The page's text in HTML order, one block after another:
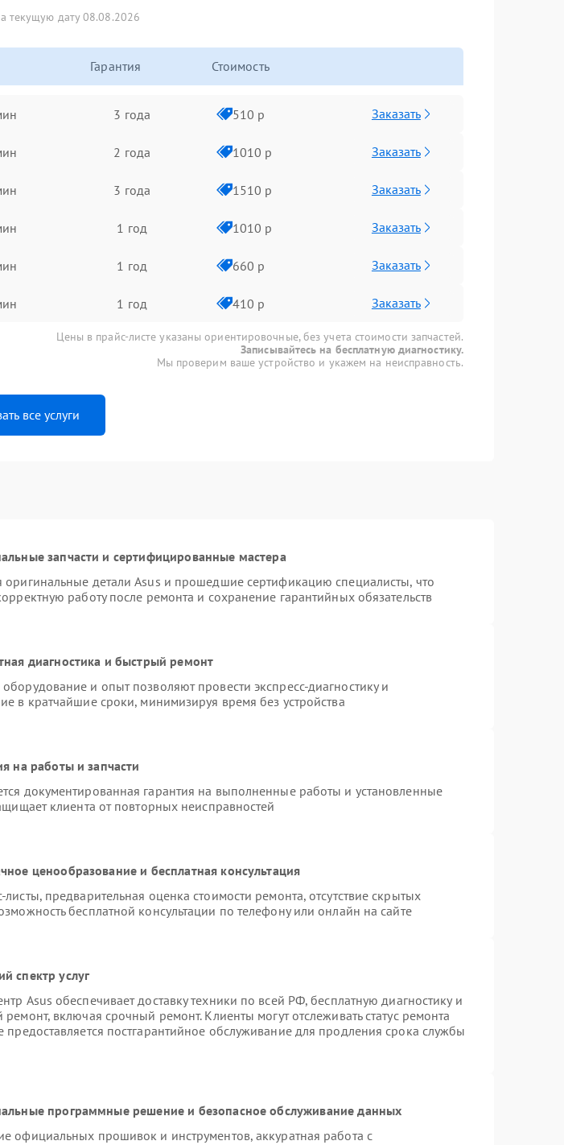
текущую дату 08.08.2026
Гарантия Стоимость
3 года 510 р Заказать
2 года 1010 р Заказать
3 года 1510 р Заказать
1 год 1010 р Заказать
1 год 660 р Заказать
1 год 410 р Заказать
Цены в прайс-листе указаны ориентировочные, без учета стоимости запчастей.
Записывайтесь на бесплатную диагностику.
Мы проверим ваше устройство и укажем на неисправность.
все услуги
запчасти и сертифицированные мастера
оригинальные детали Asus и прошедшие сертификацию специалисты, что
работу после ремонта и сохранение гарантийных обязательств
диагностика и быстрый ремонт
и опыт позволяют провести экспресс-диагностику и
в кратчайшие сроки, минимизируя время без устройства
на работы и запчасти
документированная гарантия на выполненные работы и установленные
клиента от повторных неисправностей
ценообразование и бесплатная консультация
предварительная оценка стоимости ремонта, отсутствие скрытых
бесплатной консультации по телефону или онлайн на сайте
спектр услуг
Asus обеспечивает доставку техники по всей РФ, бесплатную диагностику и
ремонт, включая срочный ремонт. Клиенты могут отслеживать статус ремонта
предоставляется постгарантийное обслуживание для продления срока службы
программные решение и безопасное обслуживание данных
официальных прошивок и инструментов, аккуратная работа с